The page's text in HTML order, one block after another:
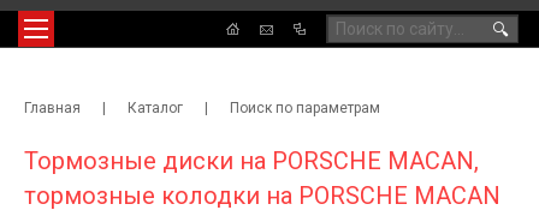
🔍
Главная | Каталог | Поиск по параметрам
Тормозные диски на PORSCHE MACAN,
тормозные колодки на PORSCHE MACAN